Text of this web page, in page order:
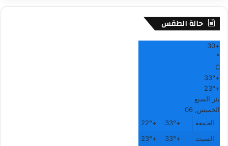
حالة الطقس
+
30
°
C
+
33°
+
23°
بئر السبع
الخميس, 06
الجمعة
+
33°
+
22°
السبت
+
33°
+
23°